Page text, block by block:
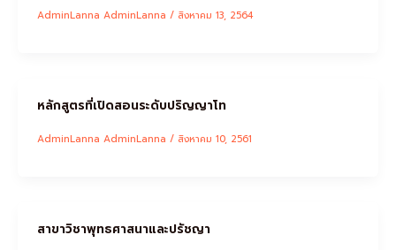
AdminLanna AdminLanna / สิงหาคม 13, 2564
หลักสูตรที่เปิดสอนระดับปริญญาโท
AdminLanna AdminLanna / สิงหาคม 10, 2561
สาขาวิชาพุทธศาสนาและปรัชญา